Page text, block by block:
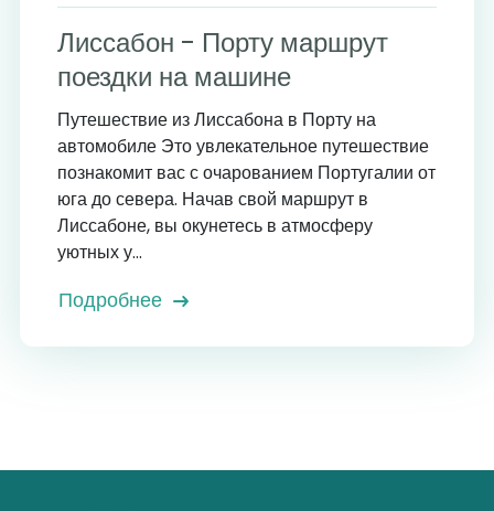
Лиссабон - Порту маршрут
поездки на машине
Путешествие из Лиссабона в Порту на
автомобиле Это увлекательное путешествие
познакомит вас с очарованием Португалии от
юга до севера. Начав свой маршрут в
Лиссабоне, вы окунетесь в атмосферу
уютных у...
Подробнее